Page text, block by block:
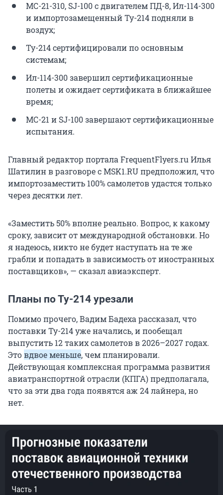
МС-21-310, SJ-100 с двигателем ПД-8, Ил-114-300
и импортозамещенный Ту-214 подняли в
воздух;
Ту-214 сертифицировали по основным
системам;
Ил-114-300 завершил сертификационные
полеты и ожидает сертификата в ближайшее
время;
МС-21 и SJ-100 завершают сертификационные
испытания.
Главный редактор портала FrequentFlyers.ru Илья
Шатилин в разговоре с MSK1.RU предположил, что
импортозаместить 100% самолетов удастся только
через десятки лет.
«Заместить 50% вполне реально. Вопрос, к какому
сроку, зависит от международной обстановки. Но
я надеюсь, никто не будет наступать на те же
грабли и попадать в зависимость от иностранных
поставщиков», — сказал авиаэксперт.
Планы по Ту-214 урезали
Помимо прочего, Вадим Бадеха рассказал, что
поставки Ту-214 уже начались, и пообещал
выпустить 12 таких самолетов в 2026–2027 годах.
Этовдвое меньше, чем планировали.
Действующая комплексная программа развития
авиатранспортной отрасли (КПГА) предполагала,
что за эти два года появятся аж 24 лайнера, но
нет.